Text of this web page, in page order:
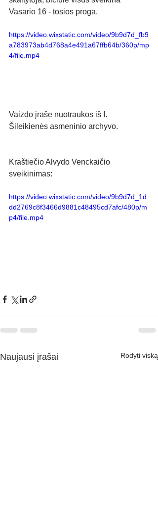
Vasario 16 - tosios proga.
https://video.wixstatic.com/video/9b9d7d_fb9
a783973ab4d768a4e491a67ffb64b/360p/mp
4/file.mp4
Vaizdo įraše nuotraukos iš I.
Šileikienės asmeninio archyvo.
Kraštiečio Alvydo Venckaičio
sveikinimas:
https://video.wixstatic.com/video/9b9d7d_1d
dd2769c8f3466d9881c48495cd7afc/480p/m
p4/file.mp4
Naujausi įrašai Rodyti viską